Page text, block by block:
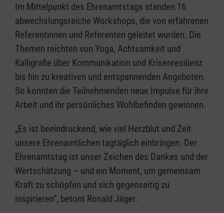
Im Mittelpunkt des Ehrenamtstags standen 16
abwechslungsreiche Workshops, die von erfahrenen
Referentinnen und Referenten geleitet wurden. Die
Themen reichten von Yoga, Achtsamkeit und
Kalligrafie über Kommunikation und Krisenresilienz
bis hin zu kreativen und entspannenden Angeboten.
So konnten die Teilnehmenden neue Impulse für ihre
Arbeit und ihr persönliches Wohlbefinden gewinnen.
„Es ist beeindruckend, wie viel Herzblut und Zeit
unsere Ehrenamtlichen tagtäglich einbringen. Der
Ehrenamtstag ist unser Zeichen des Dankes und der
Wertschätzung – und ein Moment, um gemeinsam
Kraft zu schöpfen und sich gegenseitig zu
inspirieren“, betont Ronald Jäger.